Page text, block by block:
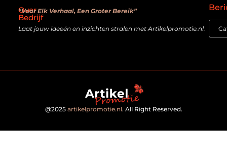
Over
Bedrijf
“Voor Elk Verhaal, Een Groter Bereik”
Laat jouw ideeën en inzichten stralen met Artikelpromotie.nl.
@2025 artikelpromotie.nl. All Right Reserved.